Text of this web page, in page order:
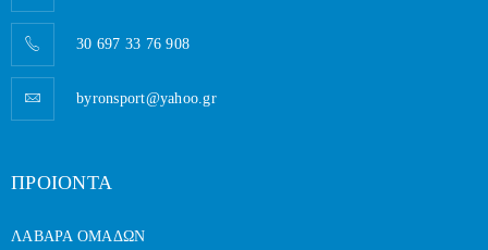
30 697 33 76 908
byronsport@yahoo.gr
ΠΡΟΙΟΝΤΑ
ΛΑΒΑΡΑ ΟΜΑΔΩΝ